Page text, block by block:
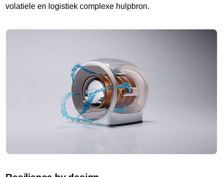
volatiele en logistiek complexe hulpbron.